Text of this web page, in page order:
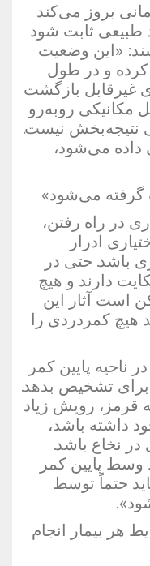
بروز می‌کند
طبیعی ثابت شود
«این وضعیت
و در طول
غیرقابل بازگشت
مکانیکی روبه‌رو
نتیجه‌بخش نیست.
می‌شود،
گرفته می‌شود»
در راه رفتن،
ادرار
باشد. حتی در
دارند و هیچ
است آثار این
هیچ کمردردی را
پایین کمر
تشخیص بدهد.
قرمز، رویش زیاد
داشته باشد،
نخاع باشد.
وسط پایین کمر
حتماً توسط
هر بیمار انجام